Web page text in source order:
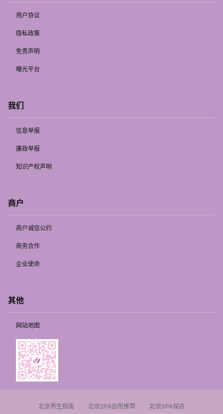
用户协议
隐私政策
免责声明
曝光平台
我们
信息举报
廉政举报
知识产权声明
商户
商户诚信公约
商务合作
企业使命
其他
网站地图
北京养生指南 北京SPA会所推荐 北京SPA探店